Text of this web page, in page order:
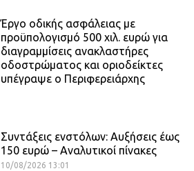
Έργο οδικής ασφάλειας με
προϋπολογισμό 500 χιλ. ευρώ για
διαγραμμίσεις ανακλαστήρες
οδοστρώματος και οριοδείκτες
υπέγραψε ο Περιφερειάρχης
Συντάξεις ενστόλων: Αυξήσεις έως
150 ευρώ – Αναλυτικοί πίνακες
10/08/2026 13:01